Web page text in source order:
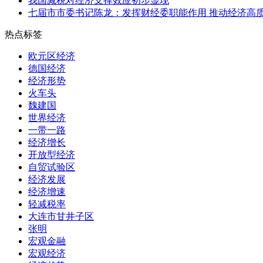
七届市市委书记陈龙：发挥财经委职能作用 推动经济高
热点标签
欧元区经济
德国经济
经济形势
火车头
魏建国
世界经济
一带一路
经济增长
开放型经济
自贸试验区
经济发展
经济增速
轻减税率
大连市甘井子区
张明
宏观金融
宏观经济